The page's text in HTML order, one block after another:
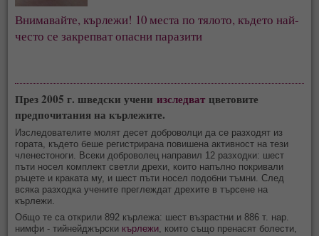
Внимавайте, кърлежи! 10 места по тялото, където най-
често се закрепват опасни паразити
През 2005 г. шведски учениизследват цветовите
предпочитания на кърлежите.
Изследователите молят десет доброволци да се разходят из
гората, където беше регистрирана повишена активност на тези
членестоноги. Всеки доброволец направил 12 разходки: шест
пъти носел комплект светли дрехи, които напълно покривали
ръцете и краката му, и шест пъти носел подобни тъмни. След
всяка разходка учените преглеждат дрехите в търсене на
кърлежи.
Общо те са открили 892 кърлежа: шест възрастни и 886 т. нар.
нимфи - тийнейджърски кърлежи, които също пренасят болести,